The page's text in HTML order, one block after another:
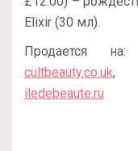
Elixir (30 мл).
Продается
cultbeauty.co.uk
iledebeaute.ru